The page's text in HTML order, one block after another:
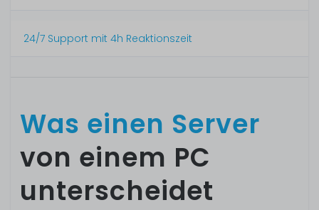
24/7 Support mit 4h Reaktionszeit
Was einen Server
von einem PC
unterscheidet